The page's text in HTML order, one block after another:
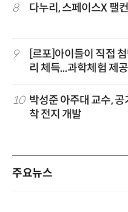
8 다누리, 스페이스X 팰
9
[르포]아이들이 직접
리 체득...과학체험 제
10 박성준 아주대 교수,
착 전지 개발
주요뉴스